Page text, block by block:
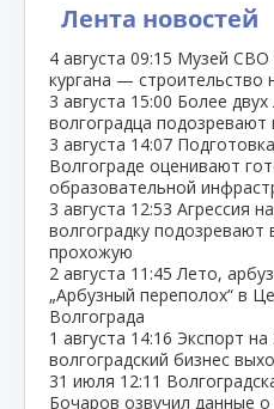
Лента новостей
4 августа 09:15 Музей СВО
кургана —
3 августа 15:00 Более
волгоградца
3 августа 14:07
Волгограде оценивают
образовательной
3 августа 12:53 Агрессия
волгоградку
прохожую
2 августа 11:45 Лето,
„Арбузный переполох“ в
Волгограда
1 августа 14:16 Экспорт
волгоградский бизнес
31 июля 12:11
Бочаров озвучил данные о